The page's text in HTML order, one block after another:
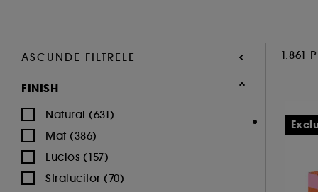
ASCUNDE FILTRELE 1.861
FINISH
Natural (631)
Mat (386)
Lucios (157)
Stralucitor (70)